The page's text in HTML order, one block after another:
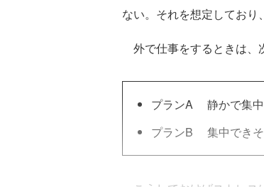
ない。それを想定しており
外で仕事をするときは、
プランA 静かで集中
プランB 集中できそ